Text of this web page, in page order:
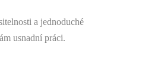
a jednoduché
usnadní práci.